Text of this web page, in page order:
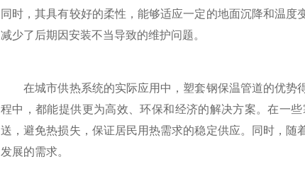
同时，其具有较好的柔性，能够适应一定的地面沉降和温
减少了后期因安装不当导致的维护问题。
在城市供热系统的实际应用中，塑套钢保温管道的优势
程中，都能提供更为高效、环保和经济的解决方案。在一
送，避免热损失，保证居民用热需求的稳定供应。同时，
发展的需求。